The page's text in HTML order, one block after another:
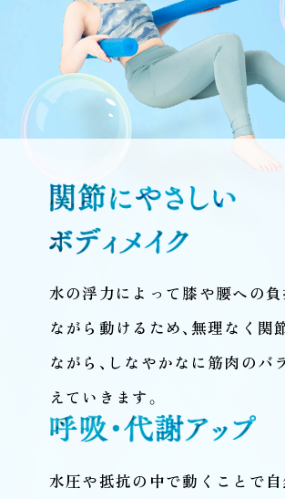
水の浮力によって膝や腰への
ながら動けるため、無理なく関
ながら、しなやかなに筋肉のバ
えていきます。
水圧や抵抗の中で動くことで